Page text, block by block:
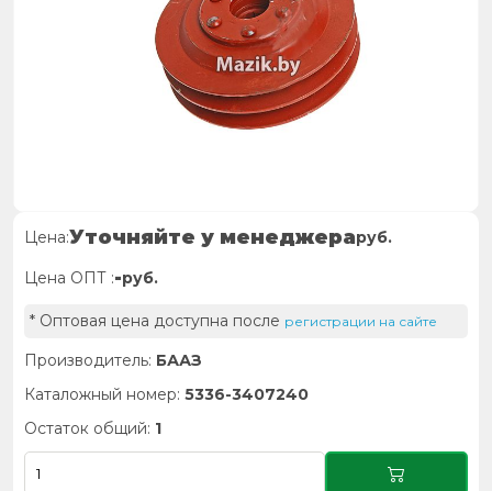
Цена:Уточняйте у менеджераруб.
Цена ОПТ :-руб.
* Оптовая цена доступна после регистрации на сайте
Производитель: БААЗ
Каталожный номер: 5336-3407240
Остаток общий: 1